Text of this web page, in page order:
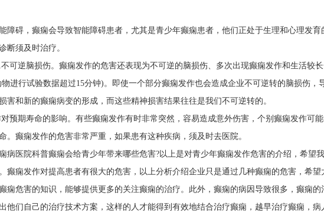
障碍，癫痫会导致智能障碍患者，尤其是青少年癫痫患者，他们正处于生理和心理发育
断须及时治疗。
可逆脑损伤。癫痫发作的危害还表现为不可逆的脑损伤、多次出现癫痫发作和生活较
进行试验数据超过15分钟)。即使一个部分癫痫发作也会造成企业不可逆转的脑损伤，
害和新的癫痫病变的形成，而这些精神损害结果往往是我们不可逆转的。
预期寿命的影响。有些癫痫发作有时非常突然，容易造成意外伤害，个别癫痫发作可
。癫痫发作的危害非常严重，如果患有这种疾病，须及时去医院。
病医院科普癫痫会给青少年带来哪些危害?以上是对青少年癫痫发作危害的介绍，希望
癫痫发作对提高患者有很大的危害，以上分析介绍企业只是通过几种癫痫的危害，希望
痫危害的知识，能够提供更多的关注癫痫的治疗。此外，癫痫的病因导致很多，癫痫的
他们自己的治疗技术方案，这样的人才能得到有效地结合治疗癫痫，越早治疗癫痫，病